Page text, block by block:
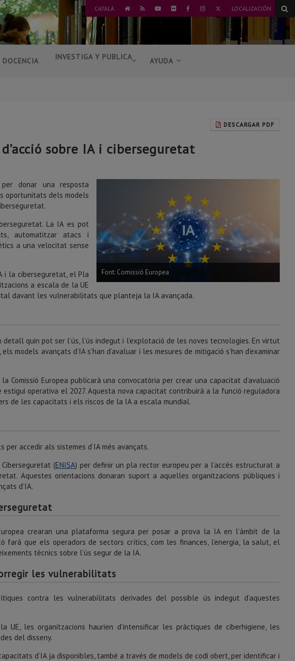
CATALÀ
IR
INICIO
RSS YOUTUBE
FLICKRFACEBOOK
INSTAGRAM
TWITTER
LOCALIZACIÓN
DOCENCIA INVESTIGA Y PUBLICA AYUDA
DESCARGAR PDF
sobre IA i ciberseguretat
Font: Comissió Europea
donar una resposta
oportunitats dels models
La IA es pot
automatitzar atacs i
a una velocitat sense
i la ciberseguretat, el Pla
a escala de la UE
davant les vulnerabilitats que planteja la IA avançada.
quin pot ser l’ús, l’ús indegut i l’explotació de les noves tecnologies. En virtut
models avançats d’IA s’han d’avaluar i les mesures de mitigació s’han d’examinar
Comissió Europea publicarà una convocatòria per crear una capacitat d’avaluació
estigui operativa el 2027. Aquesta nova capacitat contribuirà a la funció reguladora
de les capacitats i els riscos de la IA a escala mundial.
accedir als sistemes d’IA més avançats.
(ENISA) per definir un pla rector europeu per a l’accés estructurat a
Aquestes orientacions donaran suport a aquelles organitzacions públiques i
d’IA.
crearan una plataforma segura per posar a prova la IA en l’àmbit de la
farà que els operadors de sectors crítics, com les finances, l’energia, la salut, el
tècnics sobre l’ús segur de la IA.
les vulnerabilitats
contra les vulnerabilitats derivades del possible ús indegut d’aquestes
les organitzacions haurien d’intensificar les pràctiques de ciberhigiene, les
del disseny.
d’IA ja disponibles, també a través de models de codi obert, per identificar i